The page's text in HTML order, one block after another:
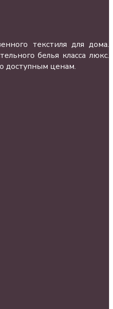
текстиля для дома.
белья класса люкс.
доступным ценам.